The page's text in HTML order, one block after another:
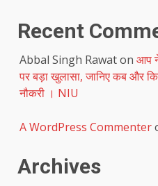
Recent
Abbal Singh Rawaton आप
पर बड़ा खुलासा, जानिए कब और
नौकरी । NIU
A WordPress Commenter
Archives